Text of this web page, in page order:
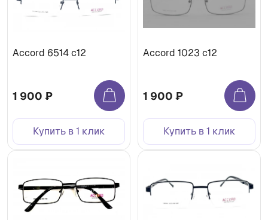
Accord 6514 с12
1 900 ₽
Купить в 1 клик
Accord 1023 с12
1 900 ₽
Купить в 1 клик